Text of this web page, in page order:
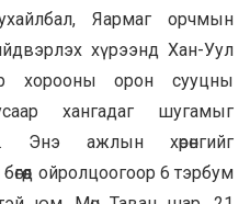
Яармаг орчмын
хүрээнд Хан-Уул
хорооны орон сууцны
хангадаг шугамыг
Энэ ажлын хөрөнгийг
ойролцоогоор 6 тэрбум